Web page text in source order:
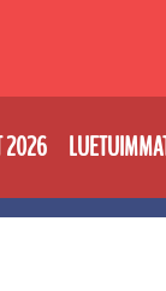
2026